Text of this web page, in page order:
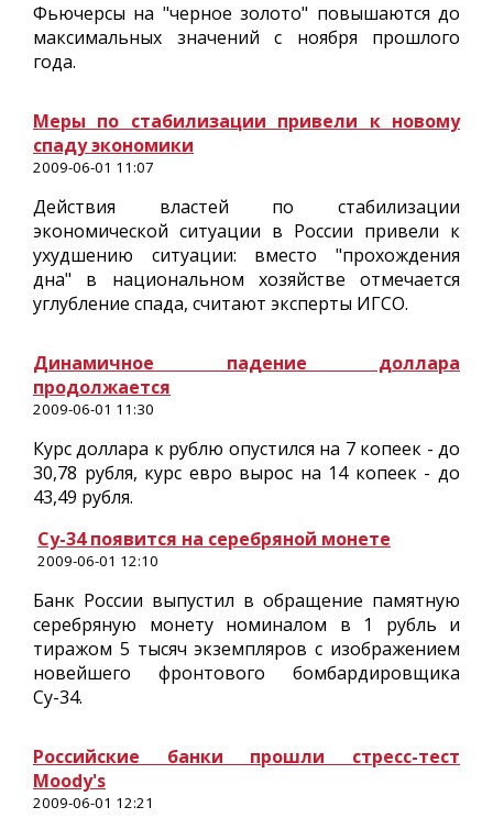
Фьючерсы на "черное золото" повышаются до
максимальных значений с ноября прошлого
года.
Меры по стабилизации привели к новому
спаду экономики
2009-06-01 11:07
Действия властей по стабилизации
экономической ситуации в России привели к
ухудшению ситуации: вместо "прохождения
дна" в национальном хозяйстве отмечается
углубление спада, считают эксперты ИГСО.
Динамичное падение доллара
продолжается
2009-06-01 11:30
Курс доллара к рублю опустился на 7 копеек - до
30,78 рубля, курс евро вырос на 14 копеек - до
43,49 рубля.
Су-34 появится на серебряной монете
2009-06-01 12:10
Банк России выпустил в обращение памятную
серебряную монету номиналом в 1 рубль и
тиражом 5 тысяч экземпляров с изображением
новейшего фронтового бомбардировщика
Су-34.
Российские банки прошли стресс-тест
Moody's
2009-06-01 12:21